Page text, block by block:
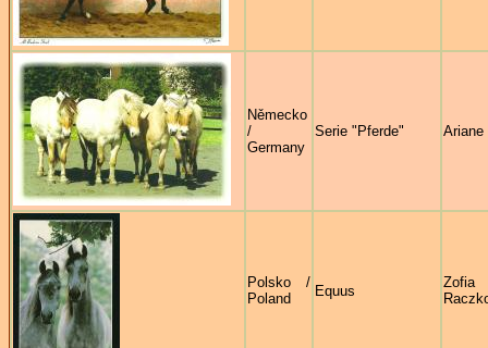
Německo
/
Germany
Serie "Pferde" Ariane
Polsko /
Poland
Equus
Zofia